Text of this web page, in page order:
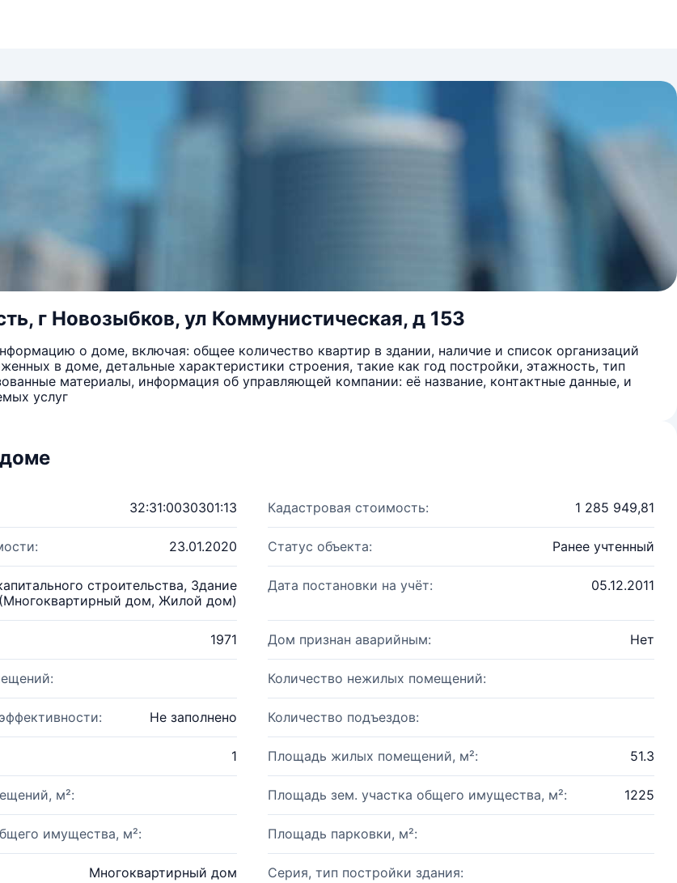
г Новозыбков, ул Коммунистическая, д 153
о доме, включая: общее количество квартир в здании, наличие и список организаций
в доме, детальные характеристики строения, такие как год постройки, этажность, тип
материалы, информация об управляющей компании: её название, контактные данные, и
услуг
32:31:0030301:13 Кадастровая стоимость: 1 285 949,81
23.01.2020 Статус объекта: Ранее учтенный
строительства, Здание
(Многоквартирный дом, Жилой дом)
Дата постановки на учёт: 05.12.2011
1971 Дом признан аварийным: Нет
Количество нежилых помещений:
Не заполнено Количество подъездов:
1 Площадь жилых помещений, м²: 51.3
м²: Площадь зем. участка общего имущества, м²: 1225
имущества, м²: Площадь парковки, м²:
Многоквартирный дом Серия, тип постройки здания: